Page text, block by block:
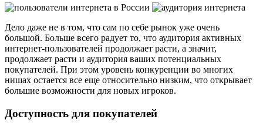
Дело даже не в том, что сам по себе рынок уже очень
большой. Больше всего радует то, что аудитория активных
интернет-пользователей продолжает расти, а значит,
продолжает расти и аудитория ваших потенциальных
покупателей. При этом уровень конкуренции во многих
нишах остается все еще относительно низким, что открывает
большие возможности для новых игроков.
Доступность для покупателей